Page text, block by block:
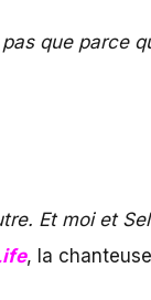
que parce
Et moi et
, la